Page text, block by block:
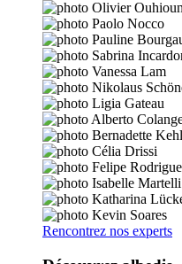
Rencontrez nos experts